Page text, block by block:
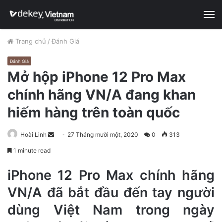
Trang chủ / Đánh Giá
Đánh Giá
Mở hộp iPhone 12 Pro Max
chính hãng VN/A đang khan
hiếm hàng trên toàn quốc
Hoài Linh
n
e
27 Tháng mười một, 2020 0 313
1 minute read
iPhone 12 Pro Max chính hãng
VN/A đã bắt đầu đến tay người
dùng Việt Nam trong ngày